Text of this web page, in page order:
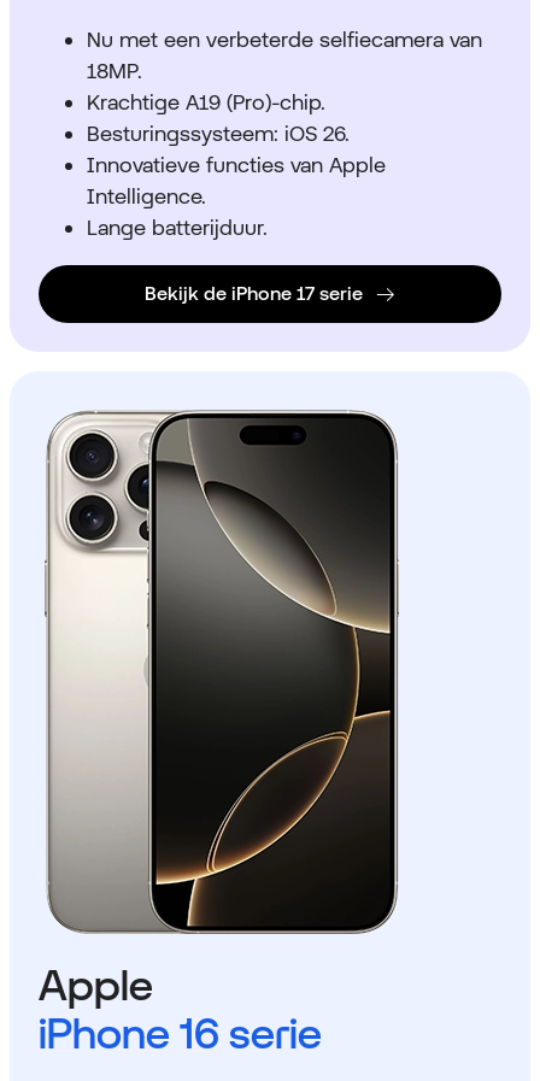
Nu met een verbeterde selfiecamera van
18MP.
Krachtige A19 (Pro)-chip.
Besturingssysteem: iOS 26.
Innovatieve functies van Apple
Intelligence.
Lange batterijduur.
Bekijk de iPhone 17 serie
Apple
iPhone 16 serie